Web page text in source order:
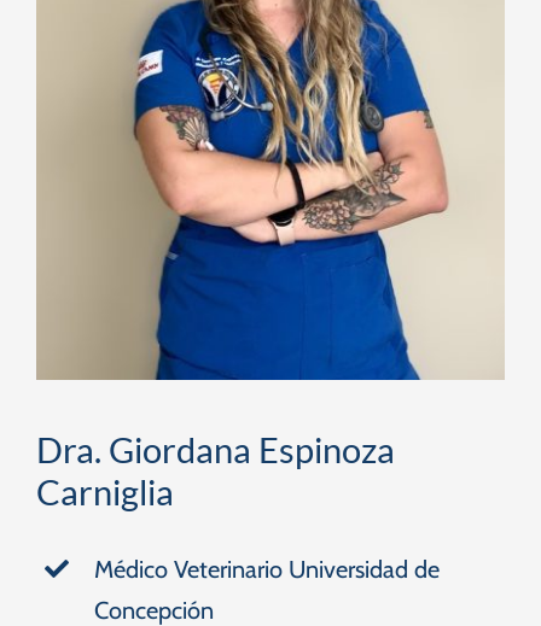
Dra. Giordana Espinoza
Carniglia
Médico Veterinario Universidad de
Concepción